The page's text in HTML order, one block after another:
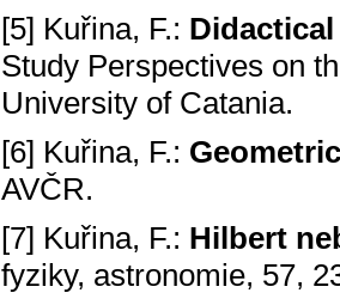
[5] Kuřina, F.:
Study Perspectives on
University of Catania.
[6] Kuřina, F.:
AVČR.
[7] Kuřina, F.: Hilbert
fyziky, astronomie, 57,